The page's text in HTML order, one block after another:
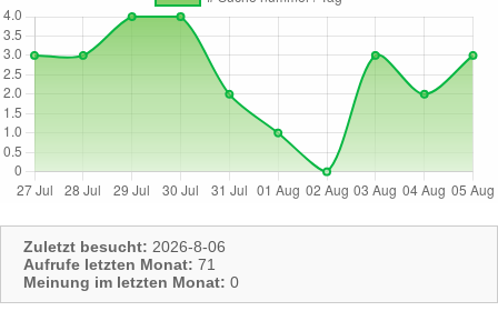
Zuletzt besucht: 2026-8-06
Aufrufe letzten Monat: 71
Meinung im letzten Monat: 0